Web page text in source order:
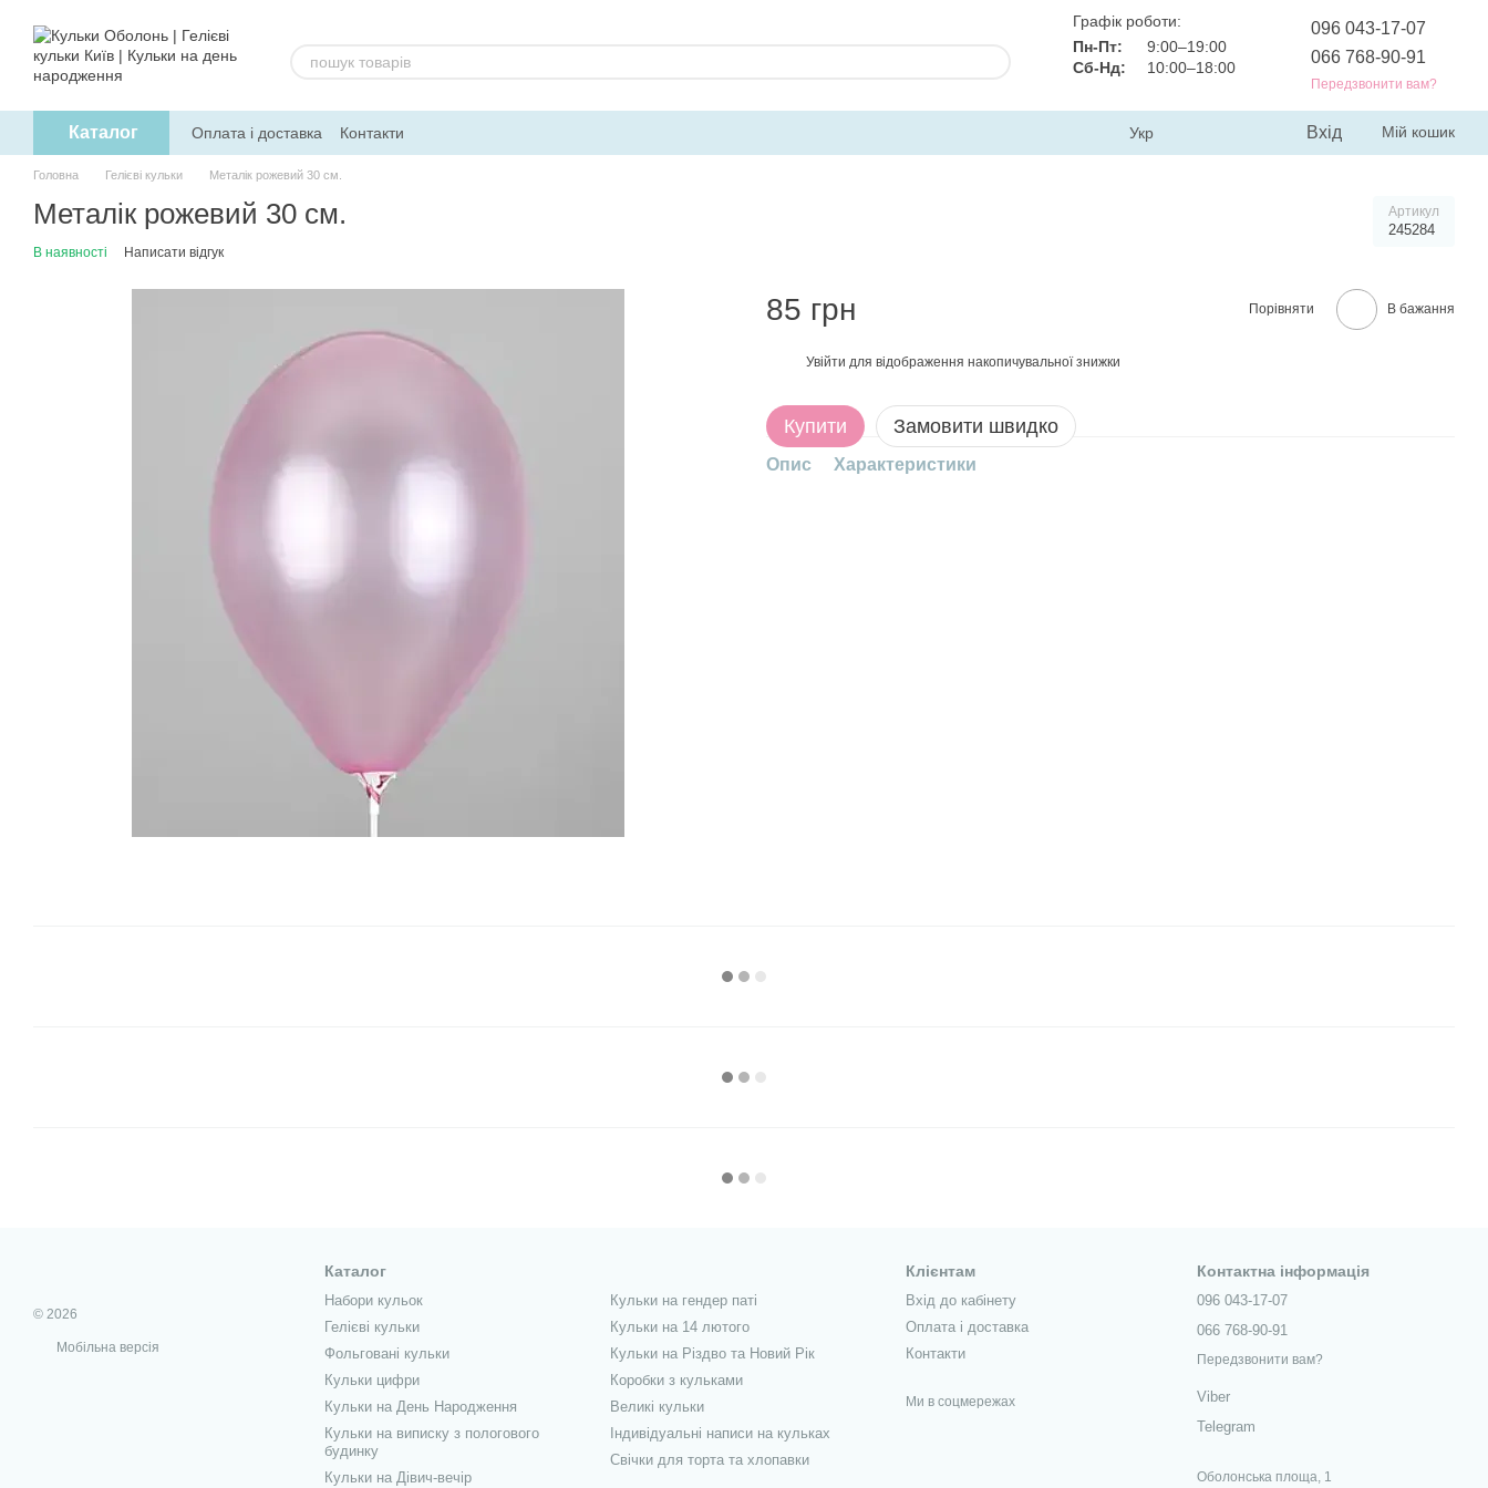
Графік роботи:
Пн-Пт:
9:00–19:00
Сб-Нд:
10:00–18:00
096 043-17-07
066 768-90-91
Передзвонити вам?
Каталог Оплата і доставка Контакти Укр Вхід Мій кошик
Головна Гелієві кульки Металік рожевий 30 см.
Металік рожевий 30 см. Артикул
245284
В наявності Написати відгук
85 грн Порівняти В бажання
Увійти для відображення накопичувальної знижки
Купити Замовити швидко
Опис Характеристики
© 2026
Мобільна версія
Каталог
Набори кульок
Гелієві кульки
Фольговані кульки
Кульки цифри
Кульки на День Народження
Кульки на виписку з пологового
будинку
Кульки на Дівич-вечір
Кульки на гендер паті
Кульки на 14 лютого
Кульки на Різдво та Новий Рік
Коробки з кульками
Великі кульки
Індивідуальні написи на кульках
Свічки для торта та хлопавки
Клієнтам
Вхід до кабінету
Оплата і доставка
Контакти
Ми в соцмережах
Контактна інформація
096 043-17-07
066 768-90-91
Передзвонити вам?
Viber
Telegram
Оболонська площа, 1